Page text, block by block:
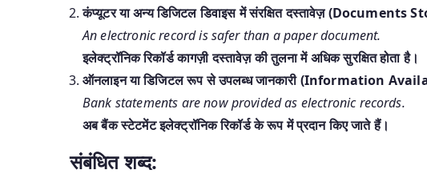
कंप्यूटर या अन्य डिजिटल डिवाइस में संरक्षित दस्तावेज़
An electronic record is safer than a paper document.
इलेक्ट्रॉनिक रिकॉर्ड कागज़ी दस्तावेज़ की तुलना में अधिक सुरक्षित होता है।
ऑनलाइन या डिजिटल रूप से उपलब्ध जानकारी (Information
Bank statements are now provided as electronic records.
अब बैंक स्टेटमेंट इलेक्ट्रॉनिक रिकॉर्ड के रूप में प्रदान किए जाते हैं।
संबंधित शब्द: